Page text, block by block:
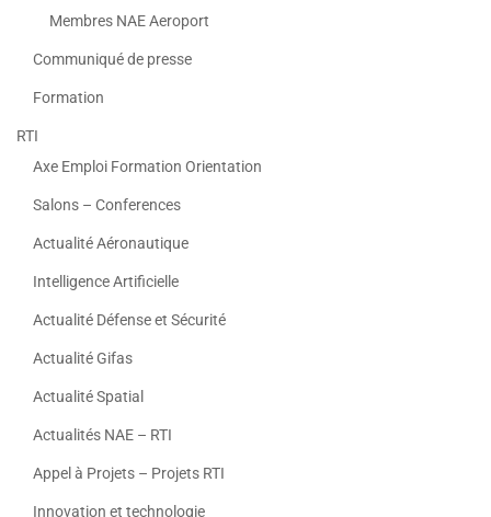
Membres NAE Aeroport
Communiqué de presse
Formation
RTI
Axe Emploi Formation Orientation
Salons – Conferences
Actualité Aéronautique
Intelligence Artificielle
Actualité Défense et Sécurité
Actualité Gifas
Actualité Spatial
Actualités NAE – RTI
Appel à Projets – Projets RTI
Innovation et technologie